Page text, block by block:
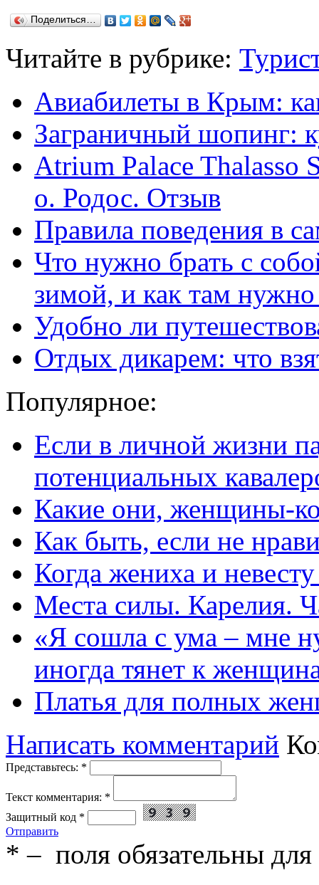
Поделиться…
Читайте в рубрике:
Авиабилеты в Крым:
Заграничный шопинг:
Atrium Palace Thalasso
о. Родос. Отзыв
Правила поведения в
Что нужно брать с
зимой, и как там нужно
Удобно ли
Отдых дикарем: что
Популярное:
Если в личной жизни
потенциальных
Какие они, женщины-
Как быть, если не
Когда жениха и
Места силы. Карелия.
«Я сошла с ума – мне
иногда тянет к
Платья для полных
Написать комментарий
Представьтесь: *
Текст комментария: *
Защитный код *
Отправить
* – поля обязательны для